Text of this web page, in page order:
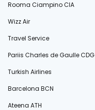
Rooma Ciampino CIA
Wizz Air
Travel Service
Pariis Charles de Gaulle CDG
Turkish Airlines
Barcelona BCN
Ateena ATH